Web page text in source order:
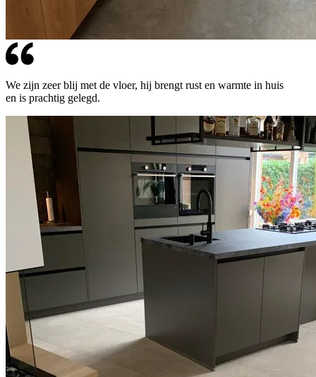
We zijn zeer blij met de vloer, hij brengt rust en warmte in huis
en is prachtig gelegd.